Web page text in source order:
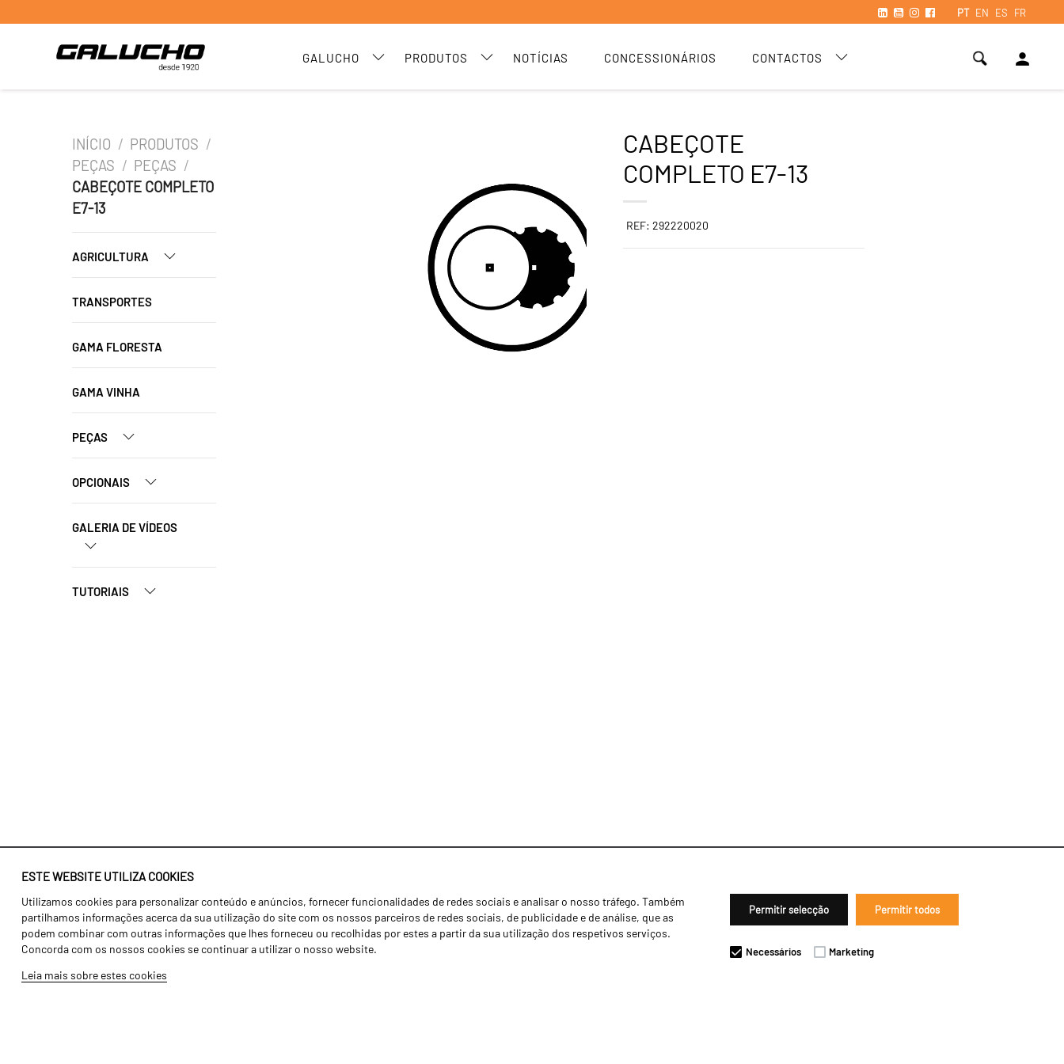
PT EN ES FR
GALUCHO PRODUTOS NOTÍCIAS CONCESSIONÁRIOS CONTACTOS person
ESTE WEBSITE UTILIZA COOKIES
Utilizamos cookies para personalizar conteúdo e anúncios, fornecer funcionalidades de redes sociais e analisar o nosso tráfego. Também
partilhamos informações acerca da sua utilização do site com os nossos parceiros de redes sociais, de publicidade e de análise, que as
podem combinar com outras informações que lhes forneceu ou recolhidas por estes a partir da sua utilização dos respetivos serviços.
Concorda com os nossos cookies se continuar a utilizar o nosso website.
Leia mais sobre estes cookies
Permitir selecção Permitir todos
Necessários Marketing
INÍCIO / PRODUTOS /
PEÇAS / PEÇAS /
CABEÇOTE COMPLETO
E7-13
AGRICULTURA
TRANSPORTES
GAMA FLORESTA
GAMA VINHA
PEÇAS
OPCIONAIS
GALERIA DE VÍDEOS
TUTORIAIS
CABEÇOTE
COMPLETO E7-13
REF: 292220020
Identidade
História
Fábrica / Produção
Recursos Humanos
Agricultura
Transportes
Gama Floresta
Notícias
Concessionários